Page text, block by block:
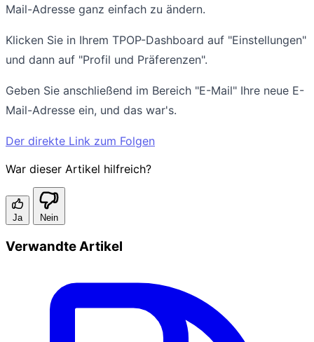
Mail-Adresse ganz einfach zu ändern.
Klicken Sie in Ihrem TPOP-Dashboard auf "Einstellungen"
und dann auf "Profil und Präferenzen".
Geben Sie anschließend im Bereich "E-Mail" Ihre neue E-
Mail-Adresse ein, und das war's.
Der direkte Link zum Folgen
War dieser Artikel hilfreich?
Ja Nein
Verwandte Artikel